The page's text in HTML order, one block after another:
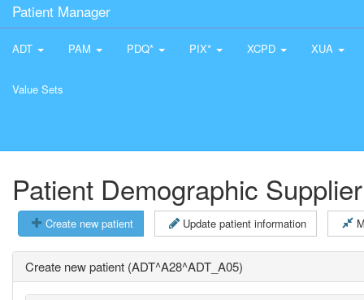
Patient Manager
ADT PAM PDQ* PIX* XCPD XUA
Value Sets
Patient Demographic Supplier
Create new patient Update patient information
Create new patient (ADT^A28^ADT_A05)